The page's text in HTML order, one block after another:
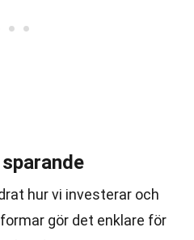
hur vi investerar och
gör det enklare för